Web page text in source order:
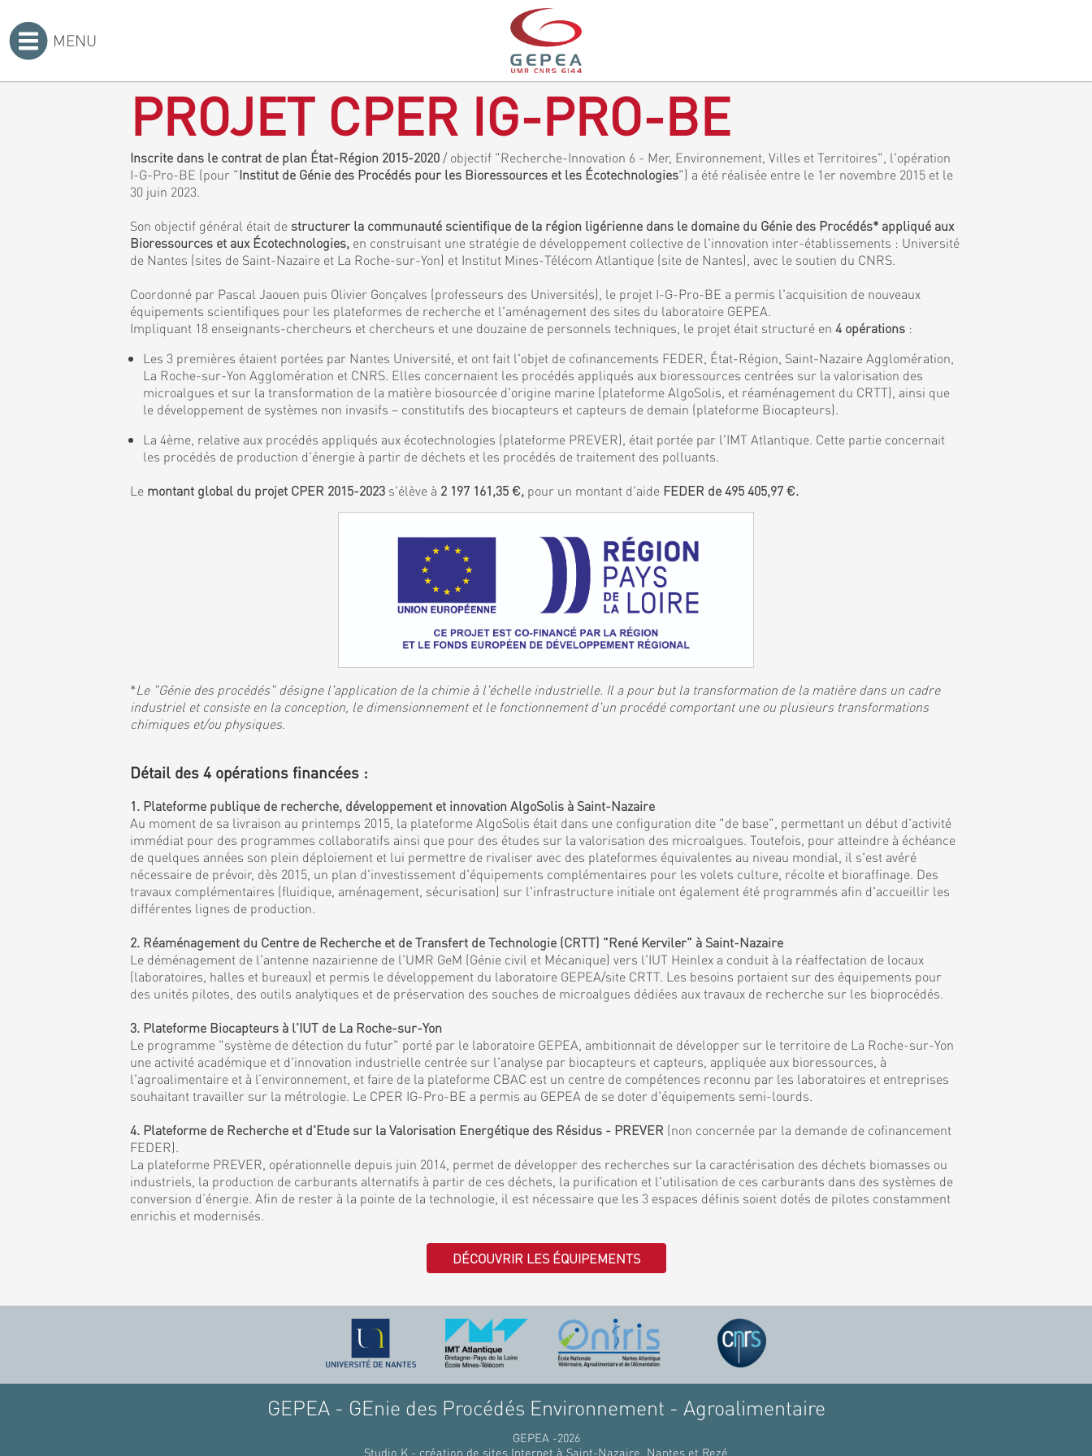
MENU
PROJET CPER IG-PRO-BE
Inscrite dans le contrat de plan État-Région 2015-2020 / objectif "Recherche-Innovation 6 - Mer, Environnement, Villes et Territoires", l'opération
I-G-Pro-BE (pour "Institut de Génie des Procédés pour les Bioressources et les Écotechnologies") a été réalisée entre le 1er novembre 2015 et le
30 juin 2023.
Son objectif général était de structurer la communauté scientifique de la région ligérienne dans le domaine du Génie des Procédés* appliqué aux
Bioressources et aux Écotechnologies, en construisant une stratégie de développement collective de l'innovation inter-établissements : Université
de Nantes (sites de Saint-Nazaire et La Roche-sur-Yon) et Institut Mines-Télécom Atlantique (site de Nantes), avec le soutien du CNRS.
Coordonné par Pascal Jaouen puis Olivier Gonçalves (professeurs des Universités), le projet I-G-Pro-BE a permis l'acquisition de nouveaux
équipements scientifiques pour les plateformes de recherche et l'aménagement des sites du laboratoire GEPEA.
Impliquant 18 enseignants-chercheurs et chercheurs et une douzaine de personnels techniques, le projet était structuré en 4 opérations :
Les 3 premières étaient portées par Nantes Université, et ont fait l'objet de cofinancements FEDER, État-Région, Saint-Nazaire Agglomération,
La Roche-sur-Yon Agglomération et CNRS. Elles concernaient les procédés appliqués aux bioressources centrées sur la valorisation des
microalgues et sur la transformation de la matière biosourcée d'origine marine (plateforme AlgoSolis, et réaménagement du CRTT), ainsi que
le développement de systèmes non invasifs – constitutifs des biocapteurs et capteurs de demain (plateforme Biocapteurs).
La 4ème, relative aux procédés appliqués aux écotechnologies (plateforme PREVER), était portée par l'IMT Atlantique. Cette partie concernait
les procédés de production d'énergie à partir de déchets et les procédés de traitement des polluants.
Le montant global du projet CPER 2015-2023 s'élève à 2 197 161,35 €, pour un montant d'aide FEDER de 495 405,97 €.
*Le "Génie des procédés" désigne l'application de la chimie à l'échelle industrielle. Il a pour but la transformation de la matière dans un cadre
industriel et consiste en la conception, le dimensionnement et le fonctionnement d'un procédé comportant une ou plusieurs transformations
chimiques et/ou physiques.
Détail des 4 opérations financées :
1. Plateforme publique de recherche, développement et innovation AlgoSolis à Saint-Nazaire
Au moment de sa livraison au printemps 2015, la plateforme AlgoSolis était dans une configuration dite "de base", permettant un début d'activité
immédiat pour des programmes collaboratifs ainsi que pour des études sur la valorisation des microalgues. Toutefois, pour atteindre à échéance
de quelques années son plein déploiement et lui permettre de rivaliser avec des plateformes équivalentes au niveau mondial, il s'est avéré
nécessaire de prévoir, dès 2015, un plan d'investissement d'équipements complémentaires pour les volets culture, récolte et bioraffinage. Des
travaux complémentaires (fluidique, aménagement, sécurisation) sur l'infrastructure initiale ont également été programmés afin d'accueillir les
différentes lignes de production.
2. Réaménagement du Centre de Recherche et de Transfert de Technologie (CRTT) "René Kerviler" à Saint-Nazaire
Le déménagement de l'antenne nazairienne de l'UMR GeM (Génie civil et Mécanique) vers l'IUT Heinlex a conduit à la réaffectation de locaux
(laboratoires, halles et bureaux) et permis le développement du laboratoire GEPEA/site CRTT. Les besoins portaient sur des équipements pour
des unités pilotes, des outils analytiques et de préservation des souches de microalgues dédiées aux travaux de recherche sur les bioprocédés.
3. Plateforme Biocapteurs à l'IUT de La Roche-sur-Yon
Le programme "système de détection du futur" porté par le laboratoire GEPEA, ambitionnait de développer sur le territoire de La Roche-sur-Yon
une activité académique et d'innovation industrielle centrée sur l'analyse par biocapteurs et capteurs, appliquée aux bioressources, à
l'agroalimentaire et à l’environnement, et faire de la plateforme CBAC est un centre de compétences reconnu par les laboratoires et entreprises
souhaitant travailler sur la métrologie. Le CPER IG-Pro-BE a permis au GEPEA de se doter d'équipements semi-lourds.
4. Plateforme de Recherche et d'Etude sur la Valorisation Energétique des Résidus - PREVER (non concernée par la demande de cofinancement
FEDER).
La plateforme PREVER, opérationnelle depuis juin 2014, permet de développer des recherches sur la caractérisation des déchets biomasses ou
industriels, la production de carburants alternatifs à partir de ces déchets, la purification et l'utilisation de ces carburants dans des systèmes de
conversion d’énergie. Afin de rester à la pointe de la technologie, il est nécessaire que les 3 espaces définis soient dotés de pilotes constamment
enrichis et modernisés.
DÉCOUVRIR LES ÉQUIPEMENTS
GEPEA - GEnie des Procédés Environnement - Agroalimentaire
GEPEA -2026
Studio K - création de sites Internet à Saint-Nazaire, Nantes et Rezé